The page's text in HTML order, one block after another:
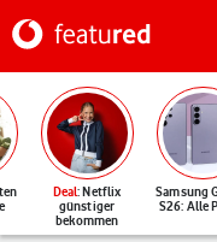
Deal: Netflix
günstiger
bekommen
Samsung
S26: Alle